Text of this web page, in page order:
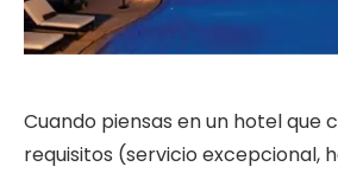
Cuando piensas en un hotel que
requisitos (servicio excepcional,